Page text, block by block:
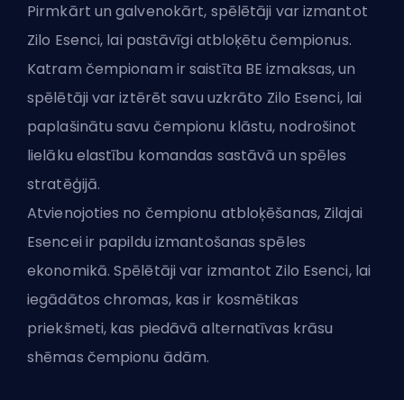
Pirmkārt un galvenokārt, spēlētāji var izmantot
Zilo Esenci, lai pastāvīgi atbloķētu čempionus.
Katram čempionam ir saistīta BE izmaksas, un
spēlētāji var iztērēt savu uzkrāto Zilo Esenci, lai
paplašinātu savu čempionu klāstu, nodrošinot
lielāku elastību komandas sastāvā un spēles
stratēģijā.
Atvienojoties no čempionu atbloķēšanas, Zilajai
Esencei ir papildu izmantošanas spēles
ekonomikā. Spēlētāji var izmantot Zilo Esenci, lai
iegādātos chromas, kas ir kosmētikas
priekšmeti, kas piedāvā alternatīvas krāsu
shēmas čempionu ādām.